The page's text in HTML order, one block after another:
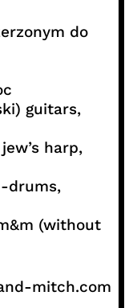
do
guitars,
harp,
drums,
(without
mitch.com